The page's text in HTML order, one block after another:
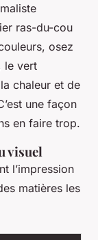
ras-du-cou
osez
le vert
chaleur et de
une façon
en faire trop.
visuel
l’impression
matières les